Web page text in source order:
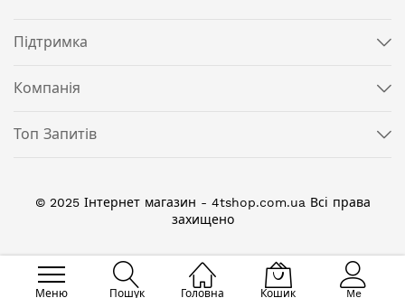
Меню Пошук Головна Кошик Me
Підтримка
Компанія
Топ Запитів
© 2025 Інтернет магазин - 4tshop.com.ua Всі права
захищено